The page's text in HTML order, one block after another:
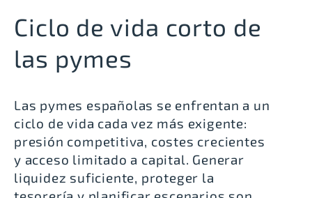
Ciclo de vida corto de
las pymes
Las pymes españolas se enfrentan a un
ciclo de vida cada vez más exigente:
presión competitiva, costes crecientes
y acceso limitado a capital. Generar
liquidez suficiente, proteger la